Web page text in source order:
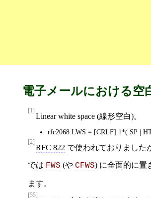
電子メールにおける空
[1]
Linear white space (線形空白)。
rfc2068.LWS = [CRLF] 1*( SP |
[2]
RFC 822 で使われておりました
では FWS (や CFWS) に全面的に置
ます。
[55]